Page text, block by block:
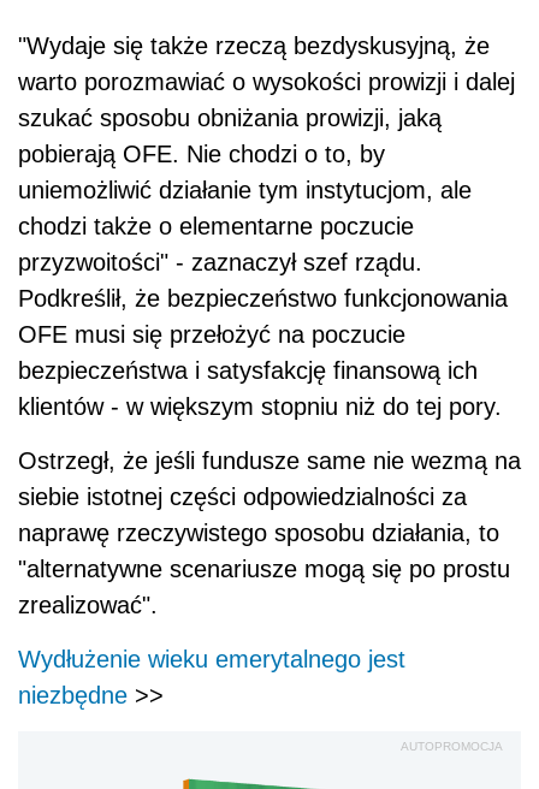
"Wydaje się także rzeczą bezdyskusyjną, że
warto porozmawiać o wysokości prowizji i dalej
szukać sposobu obniżania prowizji, jaką
pobierają OFE. Nie chodzi o to, by
uniemożliwić działanie tym instytucjom, ale
chodzi także o elementarne poczucie
przyzwoitości" - zaznaczył szef rządu.
Podkreślił, że bezpieczeństwo funkcjonowania
OFE musi się przełożyć na poczucie
bezpieczeństwa i satysfakcję finansową ich
klientów - w większym stopniu niż do tej pory.
Ostrzegł, że jeśli fundusze same nie wezmą na
siebie istotnej części odpowiedzialności za
naprawę rzeczywistego sposobu działania, to
"alternatywne scenariusze mogą się po prostu
zrealizować".
Wydłużenie wieku emerytalnego jest
niezbędne >>
AUTOPROMOCJA